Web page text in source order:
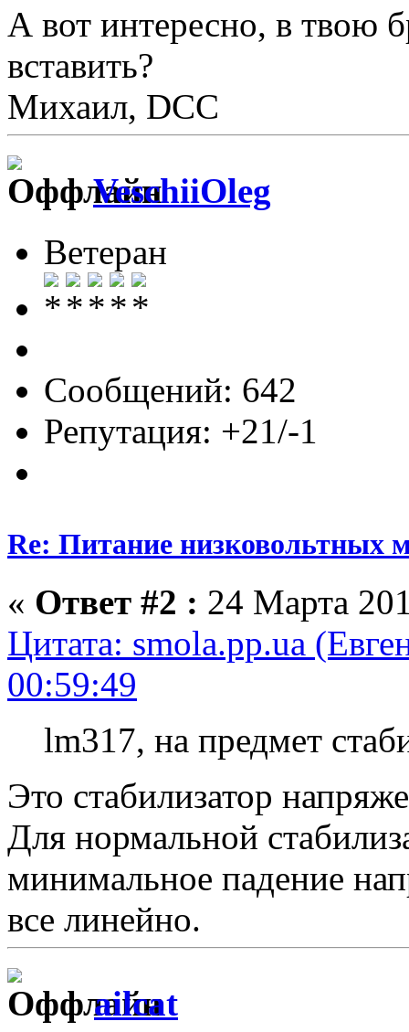
А вот интересно, в твою
вставить?
Михаил, DCC
VeschiiOleg
Ветеран
Сообщений: 642
Репутация: +21/-1
Re: Питание низковольтных
« Ответ #2 : 24 Марта
Цитата: smola.pp.ua
00:59:49
lm317, на предмет
Это стабилизатор
Для нормальной
минимальное падение
все линейно.
ailcat